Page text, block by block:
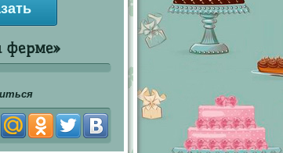
ферме»